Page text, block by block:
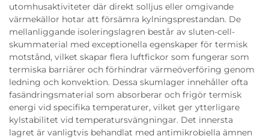
utomhusaktiviteter där direkt solljus eller omgivande
värmekällor hotar att försämra kylningsprestandan. De
mellanliggande isoleringslagren består av sluten-cell-
skummaterial med exceptionella egenskaper för termisk
motstånd, vilket skapar flera luftfickor som fungerar som
termiska barriärer och förhindrar värmeöverföring genom
ledning och konvektion. Dessa skumlager innehåller ofta
fasändringsmaterial som absorberar och frigör termisk
energi vid specifika temperaturer, vilket ger ytterligare
kylstabilitet vid temperatursvängningar. Det innersta
lagret är vanligtvis behandlat med antimikrobiella ämnen